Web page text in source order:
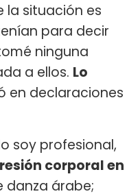
la situación es
para decir
ninguna
a ellos. Lo
en declaraciones
soy profesional,
corporal en
danza árabe;